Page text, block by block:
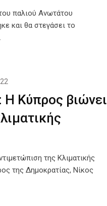
παλιού Ανωτάτου
και θα στεγάσει το
Η Κύπρος βιώνει
της Κλιματικής
της Δημοκρατίας, Νίκος